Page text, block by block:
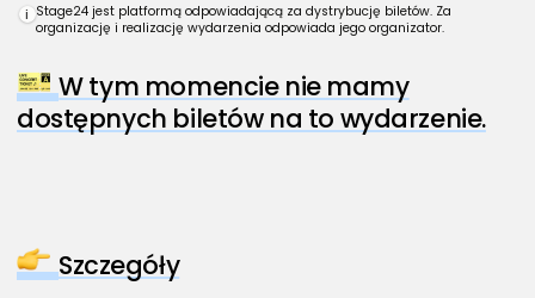
i Stage24 jest platformą odpowiadającą za dystrybucję biletów. Za
organizację i realizację wydarzenia odpowiada jego organizator.
W tym momencie nie mamy
dostępnych biletów na to wydarzenie.
Szczegóły